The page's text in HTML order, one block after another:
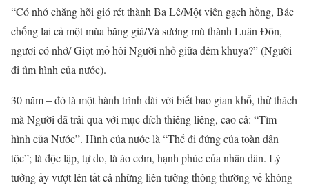
“Có nhớ chăng hỡi gió rét thành Ba Lê/Một viên gạch hồng, Bác
chống lại cả một mùa băng giá/Và sương mù thành Luân Đôn,
ngươi có nhớ/ Giọt mồ hôi Người nhỏ giữa đêm khuya?” (Người
đi tìm hình của nước).
30 năm – đó là một hành trình dài với biết bao gian khổ, thử thách
mà Người đã trải qua với mục đích thiêng liêng, cao cả: “Tìm
hình của Nước”. Hình của nước là “Thế đi đứng của toàn dân
tộc”; là độc lập, tự do, là áo cơm, hạnh phúc của nhân dân. Lý
tưởng ấy vượt lên tất cả những liên tưởng thông thường về không